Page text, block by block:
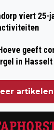
viert 25-
geeft
in Hasselt
artikelen